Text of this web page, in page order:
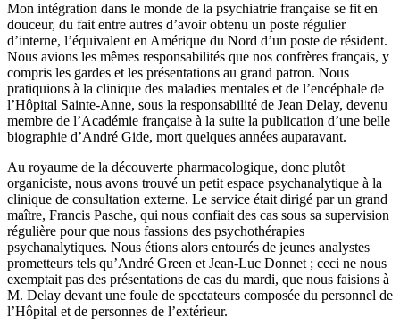
Mon intégration dans le monde de la psychiatrie française se fit en
douceur, du fait entre autres d’avoir obtenu un poste régulier
d’interne, l’équivalent en Amérique du Nord d’un poste de résident.
Nous avions les mêmes responsabilités que nos confrères français, y
compris les gardes et les présentations au grand patron. Nous
pratiquions à la clinique des maladies mentales et de l’encéphale de
l’Hôpital Sainte-Anne, sous la responsabilité de Jean Delay, devenu
membre de l’Académie française à la suite la publication d’une belle
biographie d’André Gide, mort quelques années auparavant.
Au royaume de la découverte pharmacologique, donc plutôt
organiciste, nous avons trouvé un petit espace psychanalytique à la
clinique de consultation externe. Le service était dirigé par un grand
maître, Francis Pasche, qui nous confiait des cas sous sa supervision
régulière pour que nous fassions des psychothérapies
psychanalytiques. Nous étions alors entourés de jeunes analystes
prometteurs tels qu’André Green et Jean-Luc Donnet ; ceci ne nous
exemptait pas des présentations de cas du mardi, que nous faisions à
M. Delay devant une foule de spectateurs composée du personnel de
l’Hôpital et de personnes de l’extérieur.